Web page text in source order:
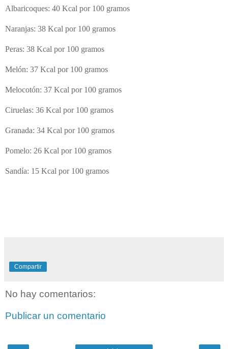
Albaricoques: 40 Kcal por 100 gramos
Naranjas: 38 Kcal por 100 gramos
Peras: 38 Kcal por 100 gramos
Melón: 37 Kcal por 100 gramos
Melocotón: 37 Kcal por 100 gramos
Ciruelas: 36 Kcal por 100 gramos
Granada: 34 Kcal por 100 gramos
Pomelo: 26 Kcal por 100 gramos
Sandía: 15 Kcal por 100 gramos
Compartir
No hay comentarios:
Publicar un comentario